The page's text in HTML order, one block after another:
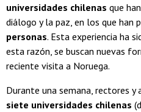
universidades chilenas que
diálogo y la paz, en los que han
personas. Esta experiencia ha
esta razón, se buscan nuevas
reciente visita a Noruega.
Durante una semana, rectores
siete universidades chilenas